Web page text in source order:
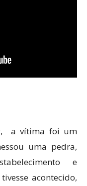
a vítima foi um
uma pedra,
e
acontecido,